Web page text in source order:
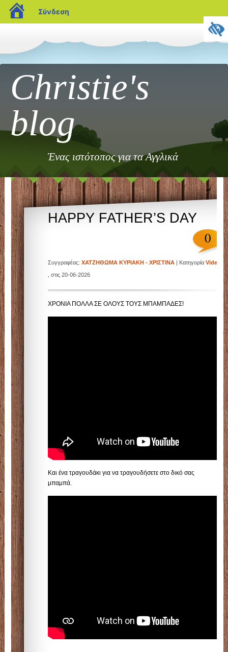
blogs.sch.gr
Σύνδεση
Christie's
blog
Ένας ιστότοπος για τα Αγγλικά
HAPPY FATHER’S DAY
0
Συγγραφέας:ΧΑΤΖΗΘΩΜΑ ΚΥΡΙΑΚΗ - ΧΡΙΣΤΙΝΑ | ΚατηγορίαVideos|
, στις 20-06-2026
ΧΡΟΝΙΑ ΠΟΛΛΑ ΣΕ ΟΛΟΥΣ ΤΟΥΣ ΜΠΑΜΠΑΔΕΣ!
Και ένα τραγουδάκι για να τραγουδήσετε στο δικό σας
μπαμπά.